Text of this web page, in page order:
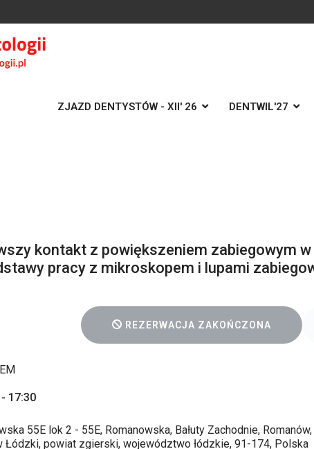
ZJAZD DENTYSTÓW - XII' 26 DENTWIL'27
kontakt z powiększeniem zabiegowym w
pracy z mikroskopem i lupami
REZERWACJA ZAKOŃCZONA
- 17:30
55E lok 2 - 55E, Romanowska, Bałuty Zachodnie, Romanów,
Łódzki, powiat zgierski, województwo łódzkie, 91-174, Polska